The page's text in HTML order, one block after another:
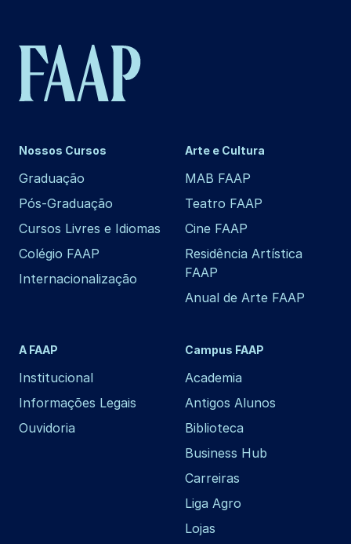
Nossos Cursos
Graduação
Pós-Graduação
Cursos Livres e Idiomas
Colégio FAAP
Internacionalização
Arte e Cultura
MAB FAAP
Teatro FAAP
Cine FAAP
Residência Artística
FAAP
Anual de Arte FAAP
A FAAP
Institucional
Informações Legais
Ouvidoria
Campus FAAP
Academia
Antigos Alunos
Biblioteca
Business Hub
Carreiras
Liga Agro
Lojas